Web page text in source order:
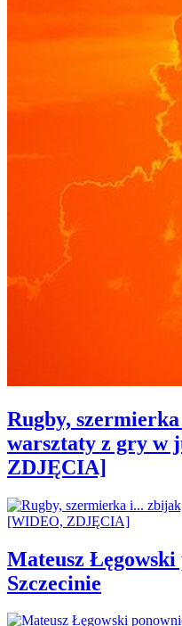
Rugby,
warsztaty z gry w
ZDJĘCIA]
Mateusz Łęgowski
Szczecinie